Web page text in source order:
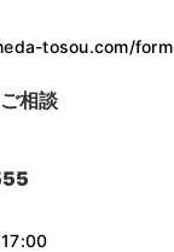
tosou.com/form
相談